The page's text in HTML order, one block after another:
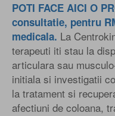
POTI FACE AICI O
consultatie, pentru
medicala. La
terapeuti iti stau la
articulara sau
initiala si investigatii
la tratament si
afectiuni de coloana,